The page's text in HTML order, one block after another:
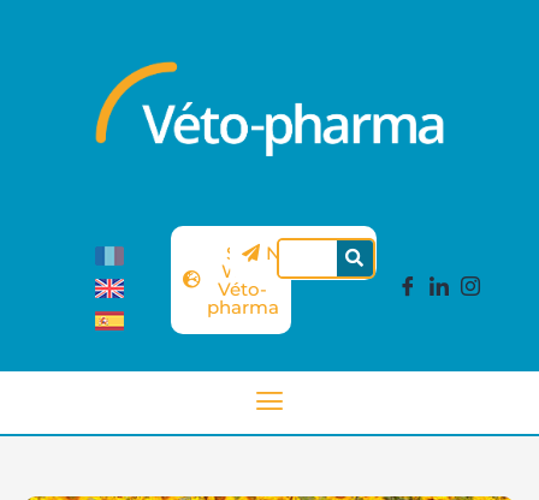
Site
Web
Véto-
pharma
Newsletter